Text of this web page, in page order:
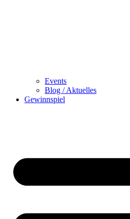
Events
Blog / Aktuelles
Gewinnspiel